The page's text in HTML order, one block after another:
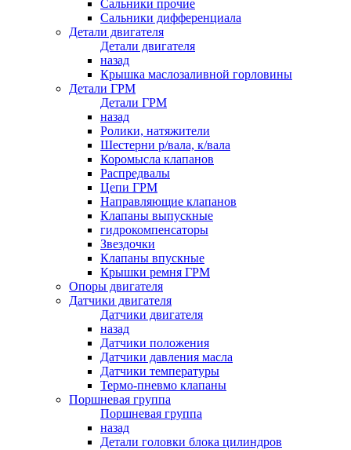
Сальники прочие
Сальники дифференциала
Детали двигателя
Детали двигателя
назад
Крышка маслозаливной горловины
Детали ГРМ
Детали ГРМ
назад
Ролики, натяжители
Шестерни р/вала, к/вала
Коромысла клапанов
Распредвалы
Цепи ГРМ
Направляющие клапанов
Клапаны выпускные
гидрокомпенсаторы
Звездочки
Клапаны впускные
Крышки ремня ГРМ
Опоры двигателя
Датчики двигателя
Датчики двигателя
назад
Датчики положения
Датчики давления масла
Датчики температуры
Термо-пневмо клапаны
Поршневая группа
Поршневая группа
назад
Детали головки блока цилиндров